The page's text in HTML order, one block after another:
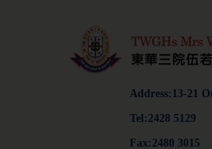
Address:13-21
Tel:2428 5129
Fax:2480 3015